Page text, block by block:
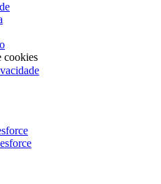
cookies